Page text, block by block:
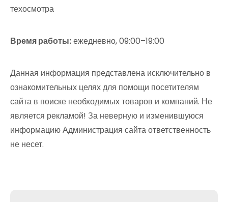
техосмотра
Время работы:ежедневно, 09:00–19:00
Данная информация представлена исключительно в
ознакомительных целях для помощи посетителям
сайта в поиске необходимых товаров и компаний. Не
является рекламой! За неверную и изменившуюся
информацию Администрация сайта ответственность
не несет.